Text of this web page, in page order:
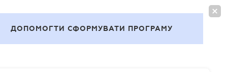
ДОПОМОГТИ СФОРМУВАТИ ПРОГРАМУ